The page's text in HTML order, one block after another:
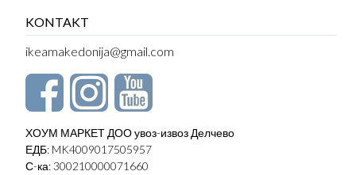
KONTAKT
ikeamakedonija@gmail.com
ХОУМ МАРКЕТ ДОО увоз-извоз Делчево
ЕДБ: MK4009017505957
С-ка: 300210000071660